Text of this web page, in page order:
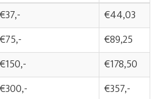
€37,-
€44,03
€75,-
€89,25
€150,-
€178,50
€300,-
€357,-